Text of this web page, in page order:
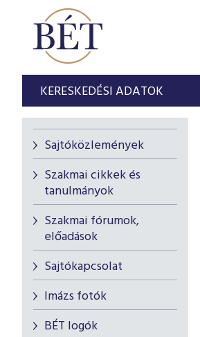
KERESKEDÉSI ADATOK
Sajtóközlemények
Szakmai cikkek és
tanulmányok
Szakmai fórumok,
előadások
Sajtókapcsolat
Imázs fotók
BÉT logók